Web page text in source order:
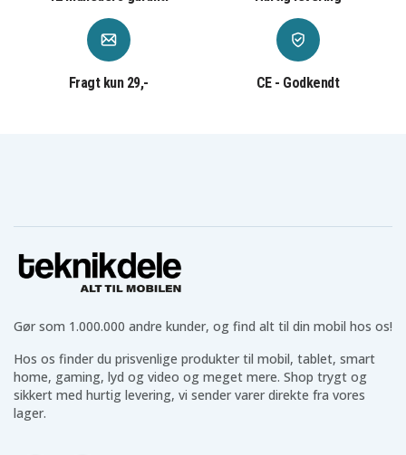
Fragt kun 29,- CE - Godkendt
Gør som 1.000.000 andre kunder, og find alt til din mobil hos os!
Hos os finder du prisvenlige produkter til mobil, tablet, smart
home, gaming, lyd og video og meget mere. Shop trygt og
sikkert med hurtig levering, vi sender varer direkte fra vores
lager.